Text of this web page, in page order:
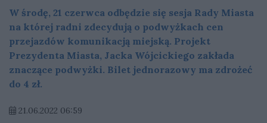
W środę, 21 czerwca odbędzie się sesja Rady Miasta
na której radni zdecydują o podwyżkach cen
przejazdów komunikacją miejską. Projekt
Prezydenta Miasta, Jacka Wójcickiego zakłada
znaczące podwyżki. Bilet jednorazowy ma zdrożeć
do 4 zł.
21.06.2022 06:59